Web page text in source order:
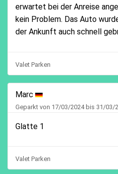
erwartet bei der Anreise
kein Problem. Das Auto
der Ankunft auch schnell
Valet Parken
Marc
Geparkt von 17/03/2024 bis 31/03/
Glatte 1
Valet Parken